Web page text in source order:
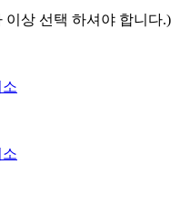
이상 선택 하셔야 합니다.)
소
소